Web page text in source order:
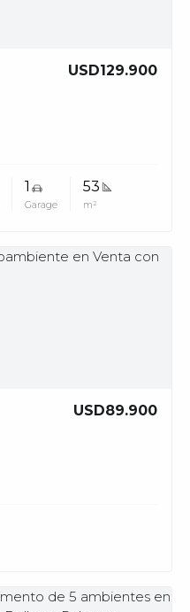
USD129.900
1
Garage
53
m²
USD89.900